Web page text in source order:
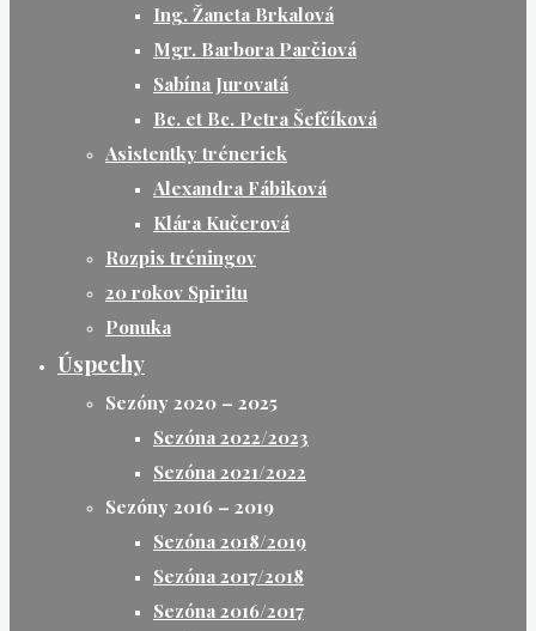
Ing. Žaneta Brkalová
Mgr. Barbora Parčiová
Sabína Jurovatá
Bc. et Bc. Petra Šefčíková
Asistentky tréneriek
Alexandra Fábiková
Klára Kučerová
Rozpis tréningov
20 rokov Spiritu
Ponuka
Úspechy
Sezóny 2020 – 2025
Sezóna 2022/2023
Sezóna 2021/2022
Sezóny 2016 – 2019
Sezóna 2018/2019
Sezóna 2017/2018
Sezóna 2016/2017